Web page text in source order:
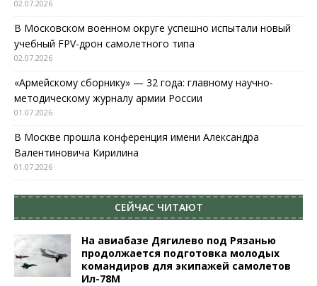
02.07.2026
В Московском военном округе успешно испытали новый
учебный FPV-дрон самолетного типа
02.07.2026
«Армейскому сборнику» — 32 года: главному научно-
методическому журналу армии России
01.07.2026
В Москве прошла конференция имени Александра
Валентиновича Кирилина
01.07.2026
СЕЙЧАС ЧИТАЮТ
На авиабазе Дягилево под Рязанью
продолжается подготовка молодых
командиров для экипажей самолетов
Ил-78М